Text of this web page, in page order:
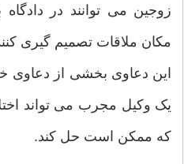
زوجین می توانند در
مکان ملاقات تصمیم گیری
این دعاوی بخشی از دعاوی
یک وکیل مجرب می تواند
که ممکن است حل کند.